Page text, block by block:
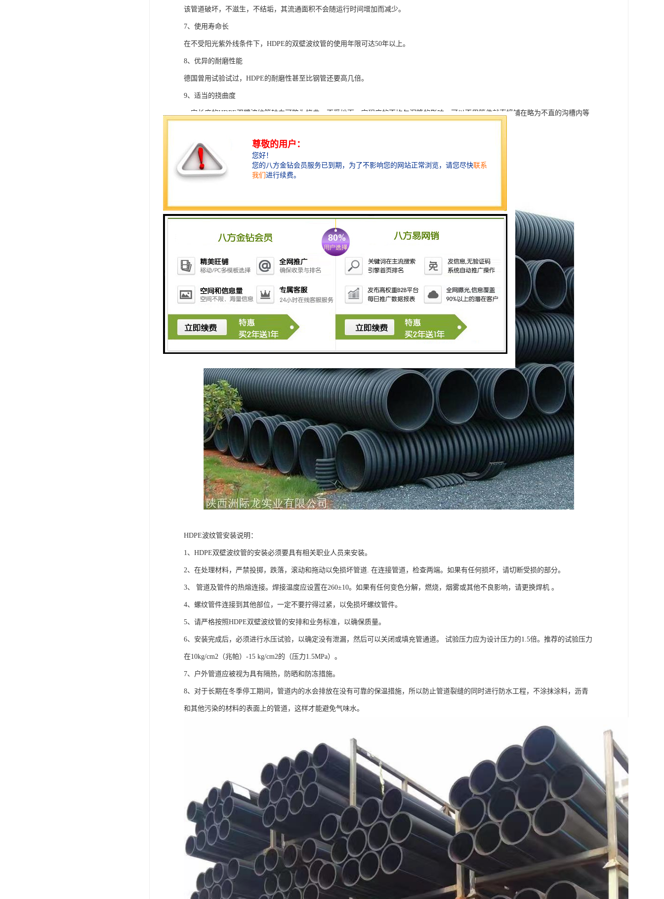
该管道破坏，不滋生，不结垢，其流通面积不会随运行时间增加而减少。
7、使用寿命长
在不受阳光紫外线条件下，HDPE的双壁波纹管的使用年限可达50年以上。
8、优异的耐磨性能
德国曾用试验试过，HDPE的耐磨性甚至比钢管还要高几倍。
9、适当的挠曲度
一定长度的HDPE双壁波纹管轴向可略为挠曲，不受地面一定程度的不均匀沉降的影响，可以不用管件就直接铺在略为不直的沟槽内等
HDPE波纹管安装说明：
1、HDPE双壁波纹管的安装必须要具有相关职业人员来安装。
2、在处理材料，严禁投掷，跌落，滚动和拖动以免损坏管道. 在连接管道，检查两端。如果有任何损坏，请切断受损的部分。
3、 管道及管件的热熔连接。焊接温度应设置在260±10。如果有任何变色分解，燃烧，烟雾或其他不良影响，请更换焊机 。
4、螺纹管件连接到其他部位，一定不要拧得过紧，以免损坏螺纹管件。
5、请严格按照HDPE双壁波纹管的安排和业务标准，以确保质量。
6、安装完成后，必须进行水压试验，以确定没有泄漏，然后可以关闭或填充管通道。 试验压力应为设计压力的1.5倍。推荐的试验压力
在10kg/cm2（兆帕）-15 kg/cm2的（压力1.5MPa）。
7、户外管道应被视为具有隔热，防晒和防冻措施。
8、对于长期在冬季停工期间，管道内的水会排放在没有可靠的保温措施，所以防止管道裂缝的同时进行防水工程，不涂抹涂料，沥青
和其他污染的材料的表面上的管道，这样才能避免气味水。